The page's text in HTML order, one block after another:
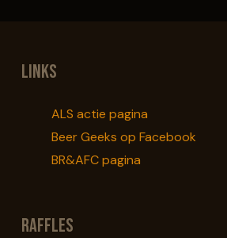
Links
ALS actie pagina
Beer Geeks op Facebook
BR&AFC pagina
Raffles